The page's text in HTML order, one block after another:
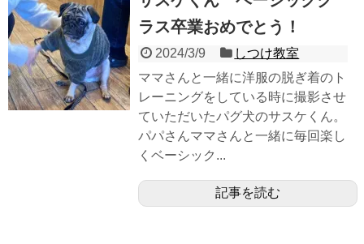
ラス卒業おめでとう！
2024/3/9
しつけ教室
ママさんと一緒に洋服の脱ぎ着のト
レーニングをしている時に撮影させ
ていただいたパグ犬のサスケくん。
パパさんママさんと一緒に毎回楽し
くベーシック...
記事を読む